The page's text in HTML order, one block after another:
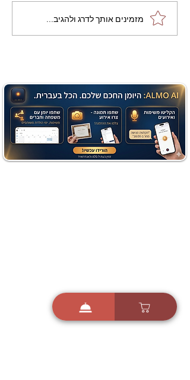
מתכון מנצח עוגת מייפל
שוקולד בחושה וקלה - זיוה
מזמינים אותך לדרג ולהגיב...